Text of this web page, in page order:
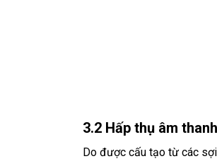
3.2 Hấp thụ âm
Do được cấu tạo từ các